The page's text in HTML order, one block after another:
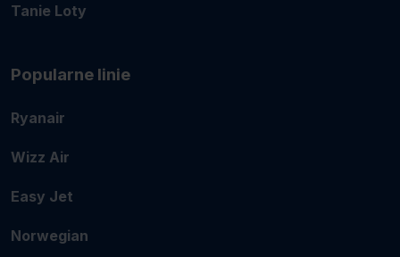
Tanie Loty
Popularne linie
Ryanair
Wizz Air
Easy Jet
Norwegian